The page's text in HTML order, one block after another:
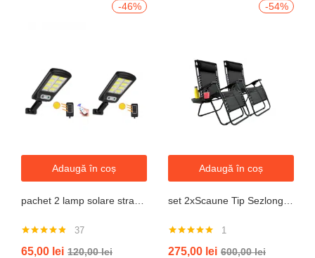
-46%
Adaugă în coș
4.76din 5
37
65,00 lei 120,00lei
-54%
Adaugă în coș
5.00din 5
1
275,00 lei 600,00lei